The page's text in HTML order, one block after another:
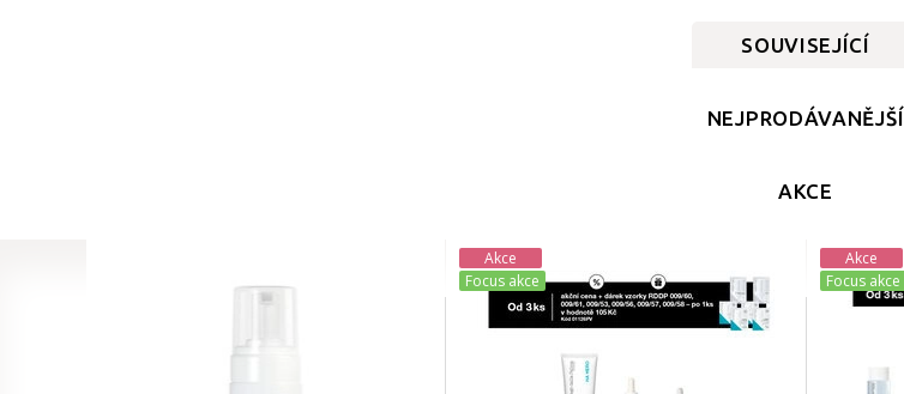
SOUVISEJÍCÍ
NEJPRODÁVANĚJŠÍ
AKCE
Akce
Focus akce
Akce
Focus akce